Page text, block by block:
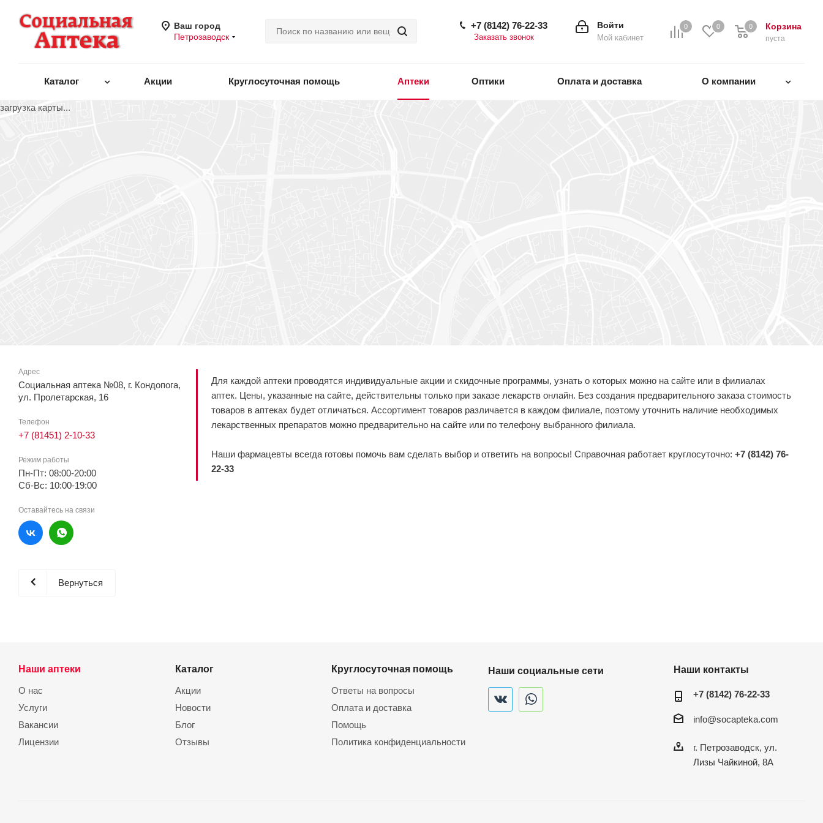
Ваш город
Петрозаводск
0 0 Корзина
0
пуста
0
Войти
Мой кабинет
+7 (8142) 76-22-33
Заказать звонок
Каталог Акции Круглосуточная помощь Аптеки Оптики Оплата и доставка О компании
загрузка карты...
Адрес
Социальная аптека №08, г. Кондопога,
ул. Пролетарская, 16
Телефон
+7 (81451) 2-10-33
Режим работы
Пн-Пт: 08:00-20:00
Сб-Вс: 10:00-19:00
Оставайтесь на связи
Для каждой аптеки проводятся индивидуальные акции и скидочные программы, узнать о которых можно на сайте или в филиалах
аптек. Цены, указанные на сайте, действительны только при заказе лекарств онлайн. Без создания предварительного заказа стоимость
товаров в аптеках будет отличаться. Ассортимент товаров различается в каждом филиале, поэтому уточнить наличие необходимых
лекарственных препаратов можно предварительно на сайте или по телефону выбранного филиала.
Наши фармацевты всегда готовы помочь вам сделать выбор и ответить на вопросы! Справочная работает круглосуточно: +7 (8142) 76-
22-33
Вернуться
Наши аптеки
О нас
Услуги
Вакансии
Лицензии
Каталог
Акции
Новости
Блог
Отзывы
Круглосуточная помощь
Ответы на вопросы
Оплата и доставка
Помощь
Политика конфиденциальности
Наши социальные сети Наши контакты
+7 (8142) 76-22-33
info@socapteka.com
г. Петрозаводск, ул.
Лизы Чайкиной, 8А